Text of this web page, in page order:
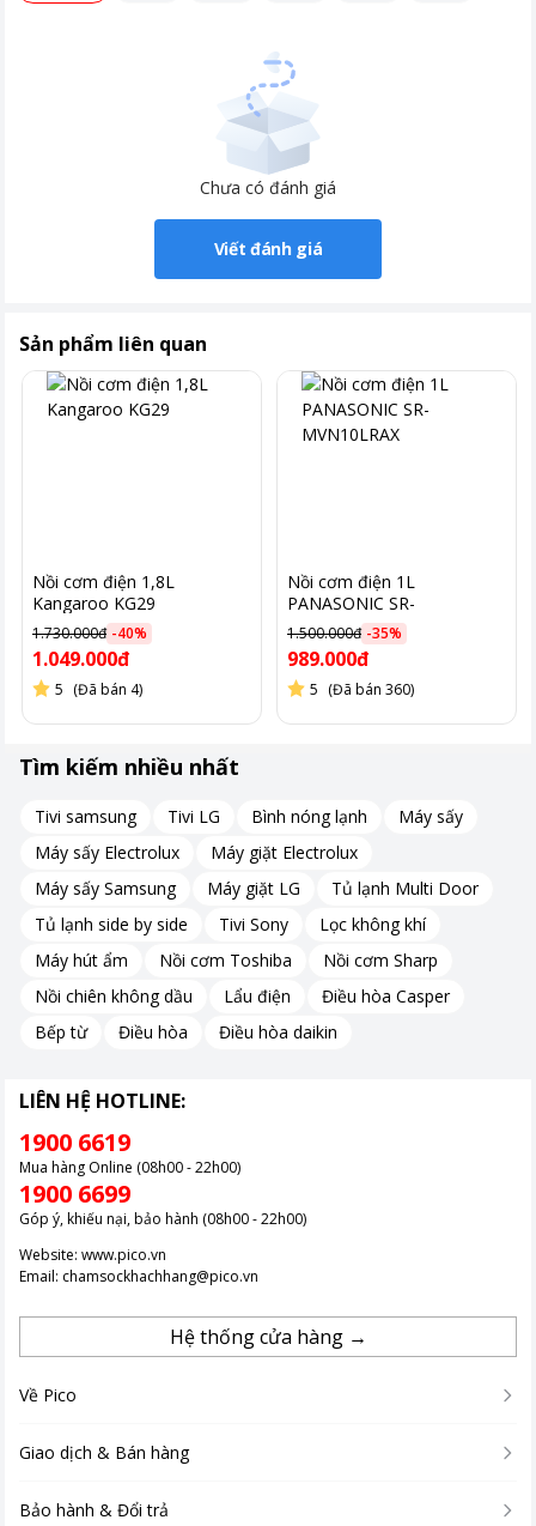
Dung tích phù hợp, đáp ứng nhu cầu nấu nướng
NAG0146 sở hữu dung tích 1.8 lít, lý tưởng cho gia đình từ 4-5
thành viên. Bạn có thể nấu từ 8-10 cốc gạo trong một lần, đáp
cho thực đơn gia đình:
Nấu cơm: Chế độ này tối ưu hóa quá trình nấu, đảm bảo cơm
chín đều, thơm ngon.
Giữ ấm: Sau khi nấu xong, nồi tự động chuyển sang chế độ giữ
ấm, giúp cơm luôn nóng hổi, tươi ngon.
Ngoài ra, bạn còn có thể sử dụng NAG0146 để nấu canh, đồ xôi
hay ủ ấm các món ăn khác. Sự đa năng này giúp tiết kiệm thời
Chưa có đánh giá
Viết đánh giá
Sản phẩm liên quan
Nồi cơm điện 1,8L
Kangaroo KG29
1.730.000đ -40%
1.049.000đ
5 (Đã bán 4)
Nồi cơm điện 1L
PANASONIC SR-
MVN10LRAX
1.500.000đ -35%
989.000đ
5 (Đã bán 360)
Tìm kiếm nhiều nhất
Tivi samsung Tivi LG Bình nóng lạnh
Máy sấy
Máy sấy Electrolux
Máy giặt Electrolux
Máy sấy Samsung
Máy giặt LG
Tủ lạnh Multi Door
Tủ lạnh side by side
Tivi Sony
Lọc không khí
Máy hút ẩm
Nồi cơm Toshiba
Nồi cơm Sharp
Nồi chiên không dầu
Lẩu điện
Điều hòa Casper
Bếp từ
Điều hòa Điều hòa daikin
LIÊN HỆ HOTLINE:
1900 6619
Mua hàng Online (08h00 - 22h00)
1900 6699
Góp ý, khiếu nại, bảo hành (08h00 - 22h00)
Website: www.pico.vn
Email: chamsockhachhang@pico.vn
Hệ thống cửa hàng →
Về Pico
Giao dịch & Bán hàng
Bảo hành & Đổi trả